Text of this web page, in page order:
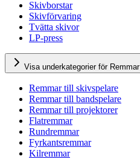
Skivborstar
Skivförvaring
Tvätta skivor
LP-press
Visa underkategorier för Remmar
Remmar till skivspelare
Remmar till bandspelare
Remmar till projektorer
Flatremmar
Rundremmar
Fyrkantsremmar
Kilremmar